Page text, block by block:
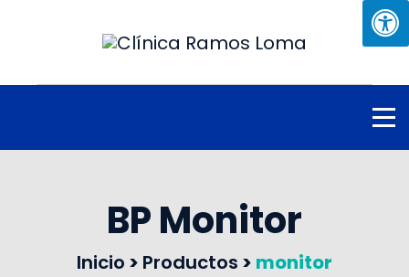
BP Monitor
Inicio > Productos > monitor